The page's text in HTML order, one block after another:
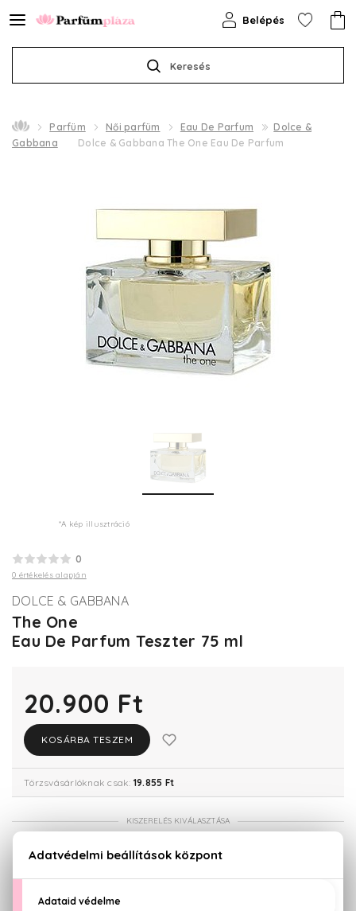
Keresés
Belépés
Parfüm Női parfüm Eau De Parfum
Dolce &
Gabbana
Dolce & Gabbana The One Eau De Parfum
*A kép illusztráció
0
0 értékelés alapján
DOLCE & GABBANA
The One
Eau De Parfum Teszter 75 ml
20.900 Ft
KOSÁRBA TESZEM
Törzsvásárlóknak csak: 19.855 Ft
KISZERELÉS KIVÁLASZTÁSA
50 ml